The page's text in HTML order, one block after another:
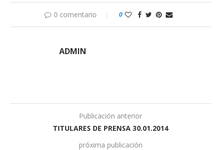
0 comentario 0
ADMIN
Publicación anterior
TITULARES DE PRENSA 30.01.2014
próxima publicación